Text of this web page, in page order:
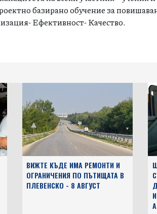
базирано обучение за
Ефективност- Качество.
ВИЖТЕ КЪДЕ ИМА РЕМОНТИ И
ОГРАНИЧЕНИЯ ПО ПЪТИЩАТА В
ПЛЕВЕНСКО - 8 АВГУСТ